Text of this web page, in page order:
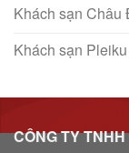
Khách sạn Châu
Khách sạn Pleiku
CÔNG TY